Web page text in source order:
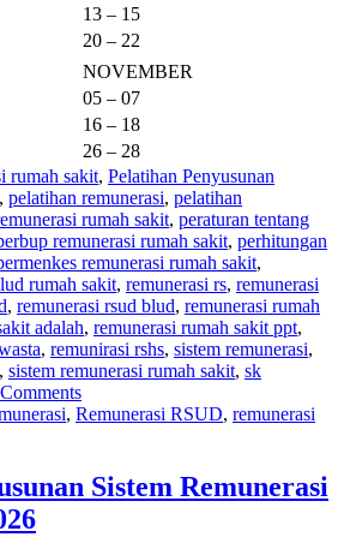
13 – 15
20 – 22
NOVEMBER
05 – 07
16 – 18
26 – 28
rumah sakit, Pelatihan Penyusunan
, pelatihan remunerasi, pelatihan
rumah sakit, peraturan tentang
remunerasi rumah sakit, perhitungan
remunerasi rumah sakit,
rumah sakit, remunerasi rs, remunerasi
, remunerasi rsud blud, remunerasi rumah
adalah, remunerasi rumah sakit ppt,
, remunirasi rshs, sistem remunerasi,
, sistem remunerasi rumah sakit, sk
, Remunerasi RSUD, remunerasi
Sistem Remunerasi